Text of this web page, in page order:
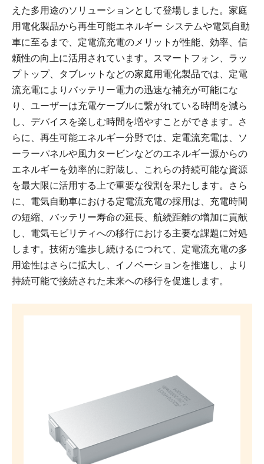
えた多用途のソリューションとして登場しました。家庭
用電化製品から再生可能エネルギー システムや電気自動
車に至るまで、定電流充電のメリットが性能、効率、信
頼性の向上に活用されています。スマートフォン、ラッ
プトップ、タブレットなどの家庭用電化製品では、定電
流充電によりバッテリー電力の迅速な補充が可能にな
り、ユーザーは充電ケーブルに繋がれている時間を減ら
し、デバイスを楽しむ時間を増やすことができます。さ
らに、再生可能エネルギー分野では、定電流充電は、ソ
ーラーパネルや風力タービンなどのエネルギー源からの
エネルギーを効率的に貯蔵し、これらの持続可能な資源
を最大限に活用する上で重要な役割を果たします。さら
に、電気自動車における定電流充電の採用は、充電時間
の短縮、バッテリー寿命の延長、航続距離の増加に貢献
し、電気モビリティへの移行における主要な課題に対処
します。技術が進歩し続けるにつれて、定電流充電の多
用途性はさらに拡大し、イノベーションを推進し、より
持続可能で接続された未来への移行を促進します。